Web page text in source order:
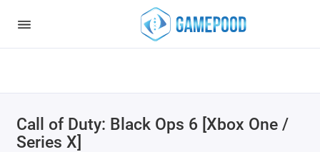
: Undefined index: HTTP_ACCEPT_LANGUAGE in
/var/www/virt98583/data/www/gamepood.ee/catalog/controller/
Call of Duty: Black Ops 6 [Xbox One /
Series X]